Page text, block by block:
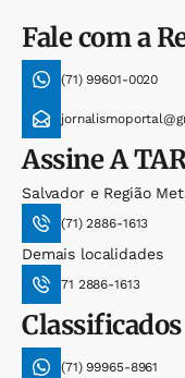
Fale com a
(71) 99601-0020
AssineA
Salvador e Região
(71) 2886-1613
Demais localidades
71 2886-1613
Classificados
(71) 99965-8961